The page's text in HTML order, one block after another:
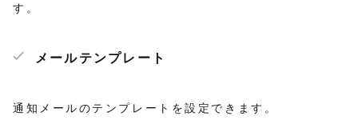
す。
メールテンプレート
通知メールのテンプレートを設定できます。